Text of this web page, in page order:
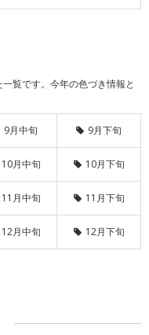
覧です。今年の色づき情報と
9月中旬 9月下旬
10月中旬 10月下旬
11月中旬 11月下旬
12月中旬 12月下旬